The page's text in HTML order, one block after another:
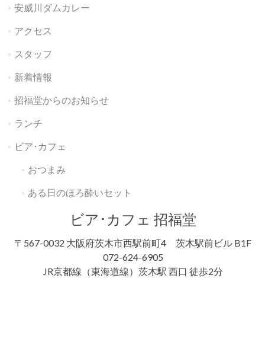
安威川ダムカレー
アクセス
スタッフ
新着情報
招福堂からのお知らせ
ランチ
ビア･カフェ
おつまみ
ある日のほろ酔いセット
ビア･カフェ 招福堂
〒567-0032 大阪府茨木市西駅前町4 茨木駅前ビル B1F
072-624-6905
JR京都線（東海道線）茨木駅 西口 徒歩2分